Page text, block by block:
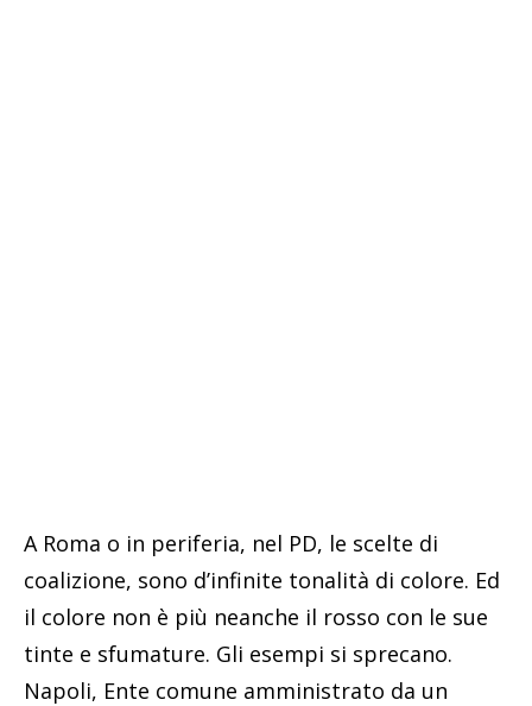
A Roma o in periferia, nel PD, le scelte di
coalizione, sono d’infinite tonalità di colore. Ed
il colore non è più neanche il rosso con le sue
tinte e sfumature. Gli esempi si sprecano.
Napoli, Ente comune amministrato da un